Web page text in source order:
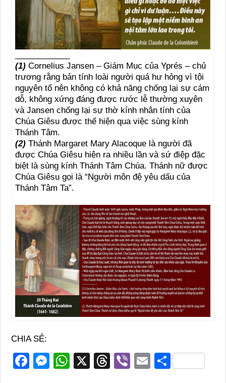
(1) Cornelius Jansen – Giám Mục của Yprés – chủ
trương rằng bản tính loài người quá hư hỏng vì tội
nguyên tổ nên không có khả năng chống lại sự cám
dỗ, không xứng đáng được rước lễ thường xuyên
và Jansen chống lại sự thờ kính nhân tính của
Chúa Giêsu được thể hiện qua việc sùng kính
Thánh Tâm.
(2) Thánh Margaret Mary Alacoque là người đã
được Chúa Giêsu hiện ra nhiều lần và sứ điệp đặc
biệt là sùng kính Thánh Tâm Chúa. Thánh nữ được
Chúa Giêsu gọi là “Người môn đệ yêu dấu của
Thánh Tâm Ta”.
CHIA SẺ:
F
M
W
X
T
Vi
E S